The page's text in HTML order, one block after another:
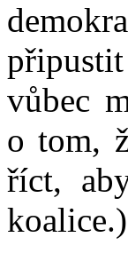
vůbec
o tom,
říct,
koalice.)